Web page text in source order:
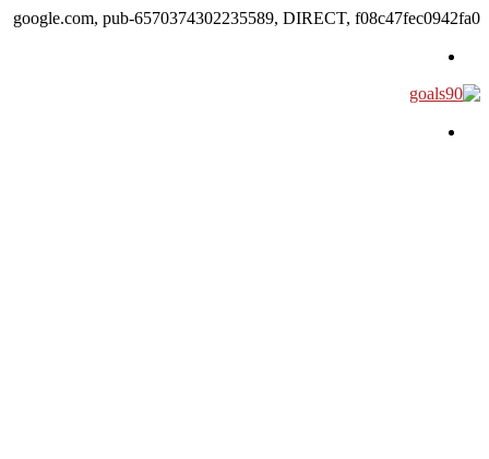
google.com, pub-6570374302235589, DIRECT, f08c47fec0942fa0